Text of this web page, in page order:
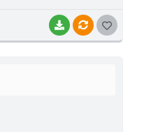
BAIXARVÍNCULOS